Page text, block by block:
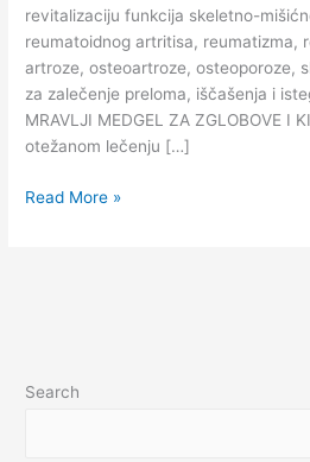
revitalizaciju funkcija skeletno-
reumatoidnog artritisa, reumatizma,
artroze, osteoartroze, osteoporoze,
za zalečenje preloma, iščašenja i
MRAVLJI MEDGEL ZA ZGLOBOVE I
otežanom lečenju […]
medom
Read More »
Search